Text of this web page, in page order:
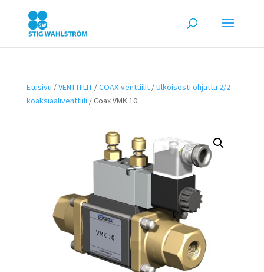
Etusivu /VENTTIILIT/COAX-venttiilit/Ulkoisesti ohjattu 2/2-
koaksiaaliventtiili / Coax VMK 10